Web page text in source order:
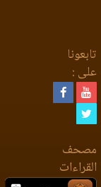
تابعونا
على :
مصحف
القراءات